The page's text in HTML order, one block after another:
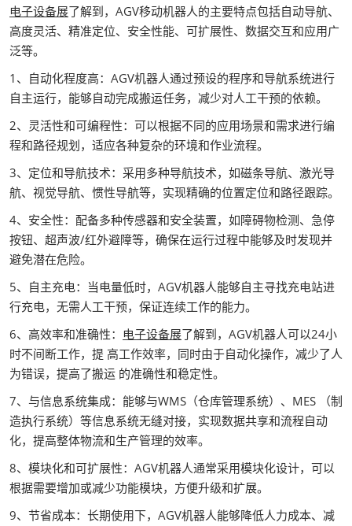
电子设备展了解到，AGV移动机器人的主要特点包括自动导航、
高度灵活、精准定位、安全性能、可扩展性、数据交互和应用广
泛等。
1、自动化程度高：AGV机器人通过预设的程序和导航系统进行
自主运行，能够自动完成搬运任务，减少对人工干预的依赖。
2、灵活性和可编程性：可以根据不同的应用场景和需求进行编
程和路径规划，适应各种复杂的环境和作业流程。
3、定位和导航技术：采用多种导航技术，如磁条导航、激光导
航、视觉导航、惯性导航等，实现精确的位置定位和路径跟踪。
4、安全性：配备多种传感器和安全装置，如障碍物检测、急停
按钮、超声波/红外避障等，确保在运行过程中能够及时发现并
避免潜在危险。
5、自主充电：当电量低时，AGV机器人能够自主寻找充电站进
行充电，无需人工干预，保证连续工作的能力。
6、高效率和准确性： 电子设备展了解到，AGV机器人可以24小
时不间断工作，提 高工作效率，同时由于自动化操作，减少了人
为错误，提高了搬运 的准确性和稳定性。
7、与信息系统集成：能够与WMS（仓库管理系统）、MES （制
造执行系统）等信息系统无缝对接，实现数据共享和流程自动
化，提高整体物流和生产管理的效率。
8、模块化和可扩展性：AGV机器人通常采用模块化设计，可以
根据需要增加或减少功能模块，方便升级和扩展。
9、节省成本：长期使用下，AGV机器人能够降低人力成本、减